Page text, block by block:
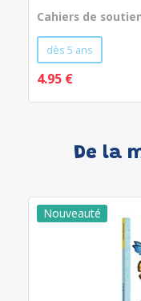
Cahiers de
dès 5 ans
4.95 €
De la